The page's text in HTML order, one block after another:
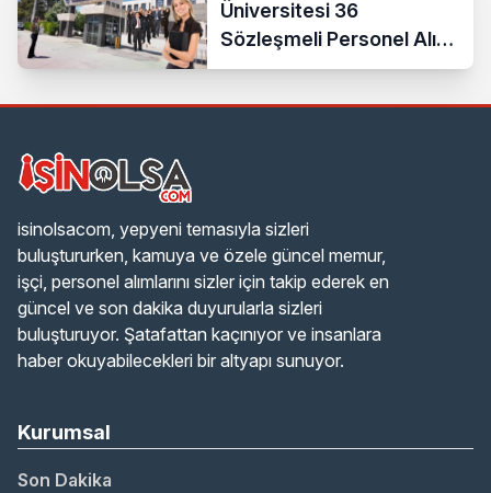
Üniversitesi 36
Sözleşmeli Personel Alımı
Yapacak
isinolsacom, yepyeni temasıyla sizleri
buluştururken, kamuya ve özele güncel memur,
işçi, personel alımlarını sizler için takip ederek en
güncel ve son dakika duyurularla sizleri
buluşturuyor. Şatafattan kaçınıyor ve insanlara
haber okuyabilecekleri bir altyapı sunuyor.
Kurumsal
Son Dakika